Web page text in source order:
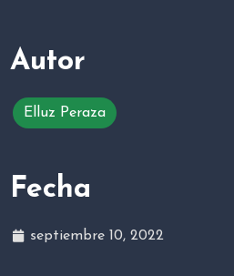
Autor
Elluz Peraza
Fecha
septiembre 10, 2022